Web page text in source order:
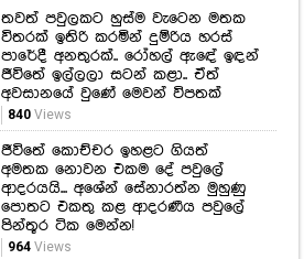
ජීවිතේ කොච්චර ඉහළට ගියත්
අමතක නොවන එකම දේ පවුලේ
ආදරයයි... අශේන් සේනාරත්න මුහුණු
පොතට එකතු කළ ආදරණීය පවුලේ
පින්තූර ටික මෙන්න!
964Views
ශ්‍රී ලංකා පොදුජන පෙරමුණේ මහ
ලේකම් සාගර කාරියවසම්
අත්අඩංගුවට.. මෙන්න සම්පූර්ණ
විස්තරය
1,284